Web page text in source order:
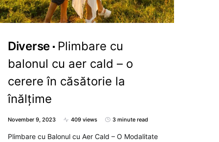
Diverse
Plimbare cu
balonul cu aer cald – o
cerere în căsătorie la
înălțime
November 9, 2023 409 views 3 minute read
Plimbare cu Balonul cu Aer Cald – O Modalitate